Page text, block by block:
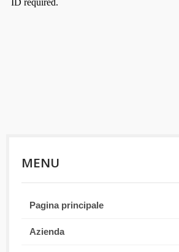
MENU
Pagina principale
Azienda